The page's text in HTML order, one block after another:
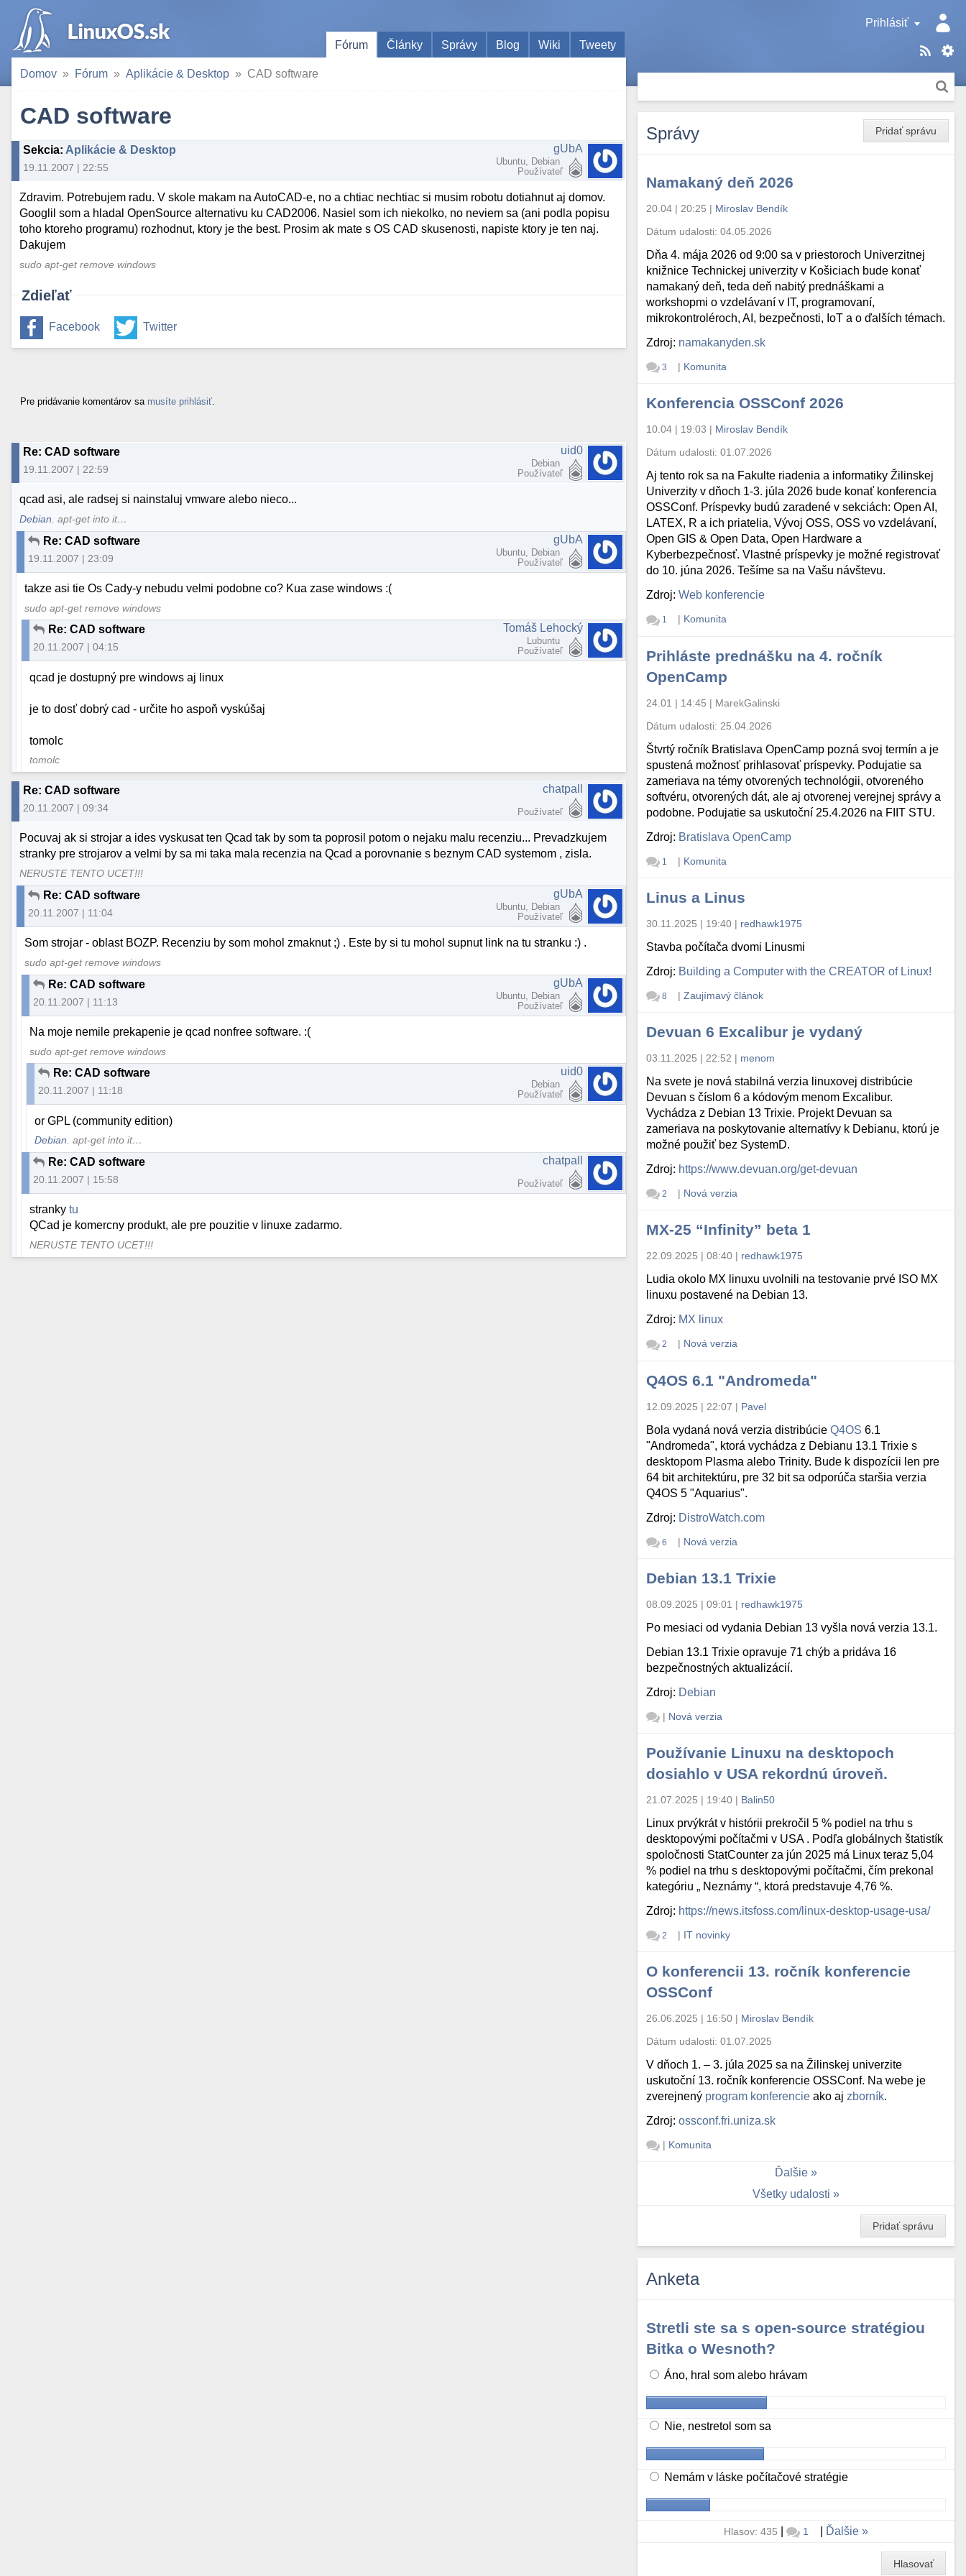
Prihlásiť
Fórum
Články Správy Blog Wiki Tweety
Domov Fórum Aplikácie & Desktop CAD software
CAD software
Sekcia: Aplikácie & Desktop
19.11.2007 | 22:55
gUbA
Ubuntu, Debian
Používateľ
Zdravim. Potrebujem radu. V skole makam na AutoCAD-e, no a chtiac nechtiac si musim robotu dotiahnut aj domov.
Googlil som a hladal OpenSource alternativu ku CAD2006. Nasiel som ich niekolko, no neviem sa (ani podla popisu
toho ktoreho programu) rozhodnut, ktory je the best. Prosim ak mate s OS CAD skusenosti, napiste ktory je ten naj.
Dakujem
sudo apt-get remove windows
Zdieľať
Facebook Twitter
Pre pridávanie komentárov sa musíte prihlásiť
Re: CAD software
19.11.2007 | 22:59
uid0
Debian
Používateľ
qcad asi, ale radsej si nainstaluj vmware alebo nieco...
Debian . apt-get into it…
Re: CAD software
19.11.2007 | 23:09
gUbA
Ubuntu, Debian
Používateľ
takze asi tie Os Cady-y nebudu velmi podobne co? Kua zase windows :(
sudo apt-get remove windows
Re: CAD software
20.11.2007 | 04:15
Tomáš Lehocký
Lubuntu
Používateľ
qcad je dostupný pre windows aj linux
je to dosť dobrý cad - určite ho aspoň vyskúšaj
tomolc
tomolc
Re: CAD software
20.11.2007 | 09:34
chatpall
Používateľ
Pocuvaj ak si strojar a ides vyskusat ten Qcad tak by som ta poprosil potom o nejaku malu recenziu... Prevadzkujem
stranky pre strojarov a velmi by sa mi taka mala recenzia na Qcad a porovnanie s beznym CAD systemom , zisla.
NERUSTE TENTO UCET!!!
Re: CAD software
20.11.2007 | 11:04
gUbA
Ubuntu, Debian
Používateľ
Som strojar - oblast BOZP. Recenziu by som mohol zmaknut ;) . Este by si tu mohol supnut link na tu stranku :) .
sudo apt-get remove windows
Re: CAD software
20.11.2007 | 11:13
gUbA
Ubuntu, Debian
Používateľ
Na moje nemile prekapenie je qcad nonfree software. :(
sudo apt-get remove windows
Re: CAD software
20.11.2007 | 11:18
uid0
Debian
Používateľ
or GPL (community edition)
Debian. apt-get into it…
Re: CAD software
20.11.2007 | 15:58
chatpall
Používateľ
strankytu
QCad je komercny produkt, ale pre pouzitie v linuxe zadarmo.
NERUSTE TENTO UCET!!!
Pridať správu
Správy
Namakaný deň 2026
20.04 | 20:25 | Miroslav Bendík
Dátum udalosti:04.05.2026
Dňa 4. mája 2026 od 9:00 sa v priestoroch Univerzitnej
knižnice Technickej univerzity v Košiciach bude konať
namakaný deň, teda deň nabitý prednáškami a
workshopmi o vzdelávaní v IT, programovaní,
mikrokontroléroch, AI, bezpečnosti, IoT a o ďalších témach.
Zdroj: namakanyden.sk
3 | Komunita
Konferencia OSSConf 2026
10.04 | 19:03 | Miroslav Bendík
Dátum udalosti:01.07.2026
Aj tento rok sa na Fakulte riadenia a informatiky Žilinskej
Univerzity v dňoch 1-3. júla 2026 bude konať konferencia
OSSConf. Príspevky budú zaradené v sekciách: Open AI,
LATEX, R a ich priatelia, Vývoj OSS, OSS vo vzdelávaní,
Open GIS & Open Data, Open Hardware a
Kyberbezpečnosť. Vlastné príspevky je možné registrovať
do 10. júna 2026. Tešíme sa na Vašu návštevu.
Zdroj:Web konferencie
1 | Komunita
Prihláste prednášku na 4. ročník
OpenCamp
24.01 | 14:45 | MarekGalinski
Dátum udalosti: 25.04.2026
Štvrtý ročník Bratislava OpenCamp pozná svoj termín a je
spustená možnosť prihlasovať príspevky. Podujatie sa
zameriava na témy otvorených technológii, otvoreného
softvéru, otvorených dát, ale aj otvorenej verejnej správy a
podobne. Podujatie sa uskutoční 25.4.2026 na FIIT STU.
Zdroj: Bratislava OpenCamp
1 | Komunita
Linus a Linus
30.11.2025 | 19:40 | redhawk1975
Stavba počítača dvomi Linusmi
Zdroj: Building a Computer with the CREATOR of Linux!
8 | Zaujímavý článok
Devuan 6 Excalibur je vydaný
03.11.2025 | 22:52 | menom
Na svete je nová stabilná verzia linuxovej distribúcie
Devuan s číslom 6 a kódovým menom Excalibur.
Vychádza z Debian 13 Trixie. Projekt Devuan sa
zameriava na poskytovanie alternatívy k Debianu, ktorú je
možné použiť bez SystemD.
Zdroj: https://www.devuan.org/get-devuan
2 | Nová verzia
MX-25 “Infinity” beta 1
22.09.2025 | 08:40 | redhawk1975
Ludia okolo MX linuxu uvolnili na testovanie prvé ISO MX
linuxu postavené na Debian 13.
Zdroj: MX linux
2 | Nová verzia
Q4OS 6.1 "Andromeda"
12.09.2025 | 22:07 | Pavel
Bola vydaná nová verzia distribúcieQ4OS 6.1
"Andromeda", ktorá vychádza z Debianu 13.1 Trixie s
desktopom Plasma alebo Trinity. Bude k dispozícii len pre
64 bit architektúru, pre 32 bit sa odporúča staršia verzia
Q4OS 5 "Aquarius".
Zdroj: DistroWatch.com
6 | Nová verzia
Debian 13.1 Trixie
08.09.2025 | 09:01 | redhawk1975
Po mesiaci od vydania Debian 13 vyšla nová verzia 13.1.
Debian 13.1 Trixie opravuje 71 chýb a pridáva 16
bezpečnostných aktualizácií.
Zdroj: Debian
| Nová verzia
Používanie Linuxu na desktopoch
dosiahlo v USA rekordnú úroveň.
21.07.2025 | 19:40 | Balin50
Linux prvýkrát v histórii prekročil 5 % podiel na trhu s
desktopovými počítačmi v USA . Podľa globálnych štatistík
spoločnosti StatCounter za jún 2025 má Linux teraz 5,04
% podiel na trhu s desktopovými počítačmi, čím prekonal
kategóriu „ Neznámy “, ktorá predstavuje 4,76 %.
Zdroj: https://news.itsfoss.com/linux-desktop-usage-usa/
2 | IT novinky
O konferencii 13. ročník konferencie
OSSConf
26.06.2025 | 16:50 | Miroslav Bendík
Dátum udalosti:01.07.2025
V dňoch 1. – 3. júla 2025 sa na Žilinskej univerzite
uskutoční 13. ročník konferencie OSSConf. Na webe je
zverejnený program konferencie ako aj zborník.
Zdroj:ossconf.fri.uniza.sk
| Komunita
Ďalšie
Všetky udalosti
Pridať správu
Anketa
Stretli ste sa s open-source stratégiou
Bitka o Wesnoth?
Áno, hral som alebo hrávam
Nie, nestretol som sa
Nemám v láske počítačové stratégie
Hlasov: 435 | 1 Ďalšie
Hlasovať